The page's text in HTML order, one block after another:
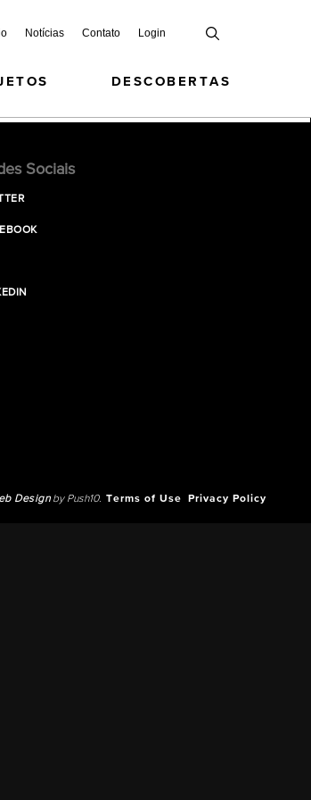
Notícias Contato Login
DESCOBERTAS
Sociais
Designby Push10. Terms of Use Privacy Policy